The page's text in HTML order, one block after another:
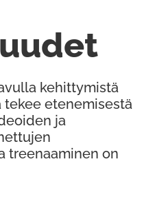
kehittymistä
tekee etenemisestä
ja
treenaaminen on